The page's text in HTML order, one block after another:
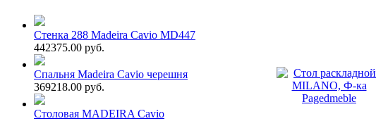
Стенка 288 Madeira Cavio MD447
442375.00 руб.
Спальня Madeira Cavio черешня
369218.00 руб.
Столовая MADEIRA Cavio